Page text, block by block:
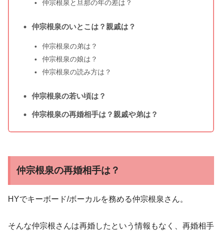
仲宗根泉と旦那の年の差は？
仲宗根泉のいとこは？親戚は？
仲宗根泉の弟は？
仲宗根泉の娘は？
仲宗根泉の読み方は？
仲宗根泉の若い頃は？
仲宗根泉の再婚相手は？親戚や弟は？
仲宗根泉の再婚相手は？
HYでキーボード/ボーカルを務める仲宗根泉さん。
そんな仲宗根さんは再婚したという情報もなく、再婚相手